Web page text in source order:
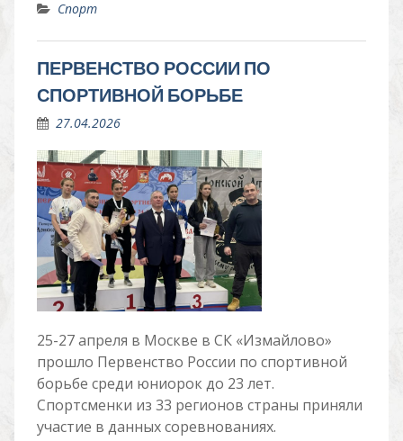
Спорт
ПЕРВЕНСТВО РОССИИ ПО
СПОРТИВНОЙ БОРЬБЕ
27.04.2026
25-27 апреля в Москве в СК «Измайлово»
прошло Первенство России по спортивной
борьбе среди юниорок до 23 лет.
Спортсменки из 33 регионов страны приняли
участие в данных соревнованиях.